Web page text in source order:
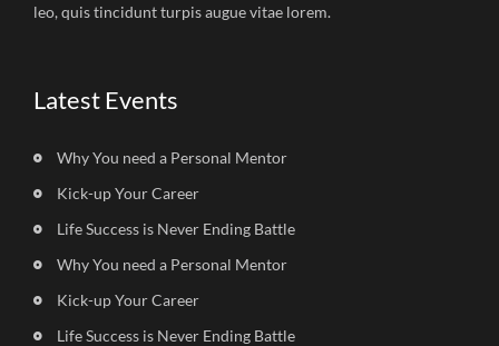
leo, quis tincidunt turpis augue vitae lorem.
Latest Events
Why You need a Personal Mentor
Kick-up Your Career
Life Success is Never Ending Battle
Why You need a Personal Mentor
Kick-up Your Career
Life Success is Never Ending Battle